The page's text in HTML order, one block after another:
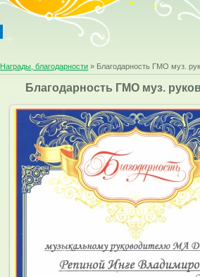
Награды, благодарности » Благодарность ГМО муз.
Благодарность ГМО муз.